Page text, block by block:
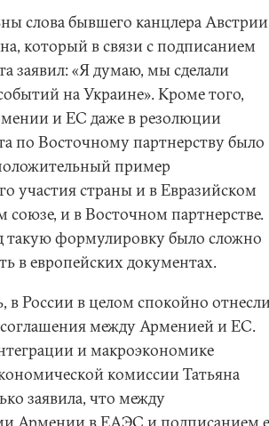
слова бывшего канцлера Австрии
который в связи с подписанием
заявил: «Я думаю, мы сделали
на Украине». Кроме того,
и ЕС даже в резолюции
по Восточному партнерству было
пример
участия страны и в Евразийском
союзе, и в Восточном партнерстве.
такую формулировку было сложно
в европейских документах.
в России в целом спокойно
между Арменией и ЕС.
и макроэкономике
комиссии Татьяна
заявила, что между